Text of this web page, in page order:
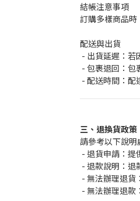
結帳注意事項
訂購多樣商品時
配送與出貨
- 出貨延遲：若
- 包裹退回：包
- 配送時間：配
三、退換貨政策
請參考以下說明
- 退貨申請：提
- 退款說明：退
- 無法辦理退貨
- 無法辦理退款